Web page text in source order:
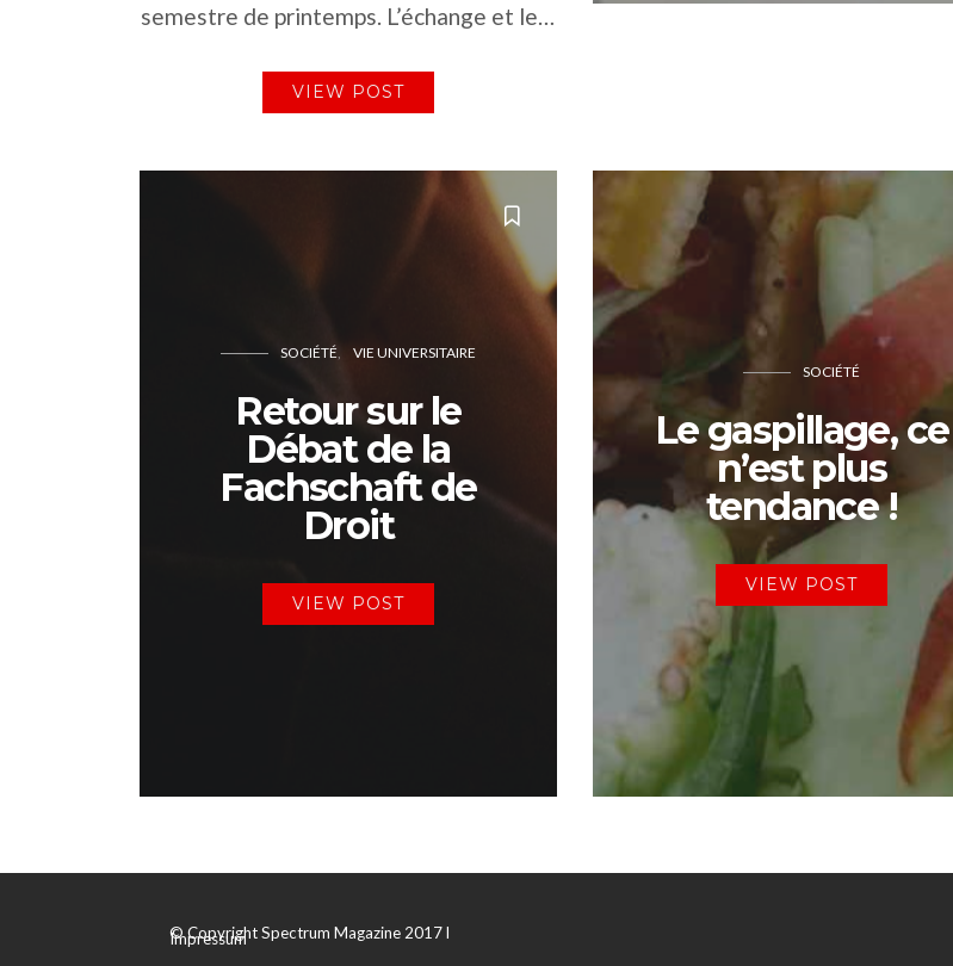
semestre de printemps. L’échange et le…
VIEW POST
SOCIÉTÉ VIE UNIVERSITAIRE
Retour sur le
Débat de la
Fachschaft de
Droit
VIEW POST
SOCIÉTÉ
Le gaspillage, ce
n’est plus
tendance !
VIEW POST
© Copyright Spectrum Magazine 2017 l
Impressum